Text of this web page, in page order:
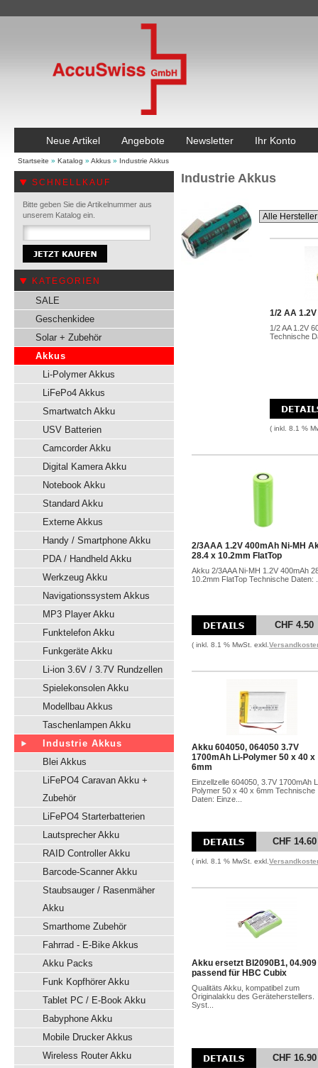
Neue Artikel Angebote Newsletter Ihr Konto
Startseite » Katalog » Akkus » Industrie Akkus
SCHNELLKAUF
Bitte geben Sie die Artikelnummer aus
unserem Katalog ein.
KATEGORIEN
SALE
Geschenkidee
Solar + Zubehör
Akkus
Li-Polymer Akkus
LiFePo4 Akkus
Smartwatch Akku
USV Batterien
Camcorder Akku
Digital Kamera Akku
Notebook Akku
Standard Akku
Externe Akkus
Handy / Smartphone Akku
PDA / Handheld Akku
Werkzeug Akku
Navigationssystem Akkus
MP3 Player Akku
Funktelefon Akku
Funkgeräte Akku
Li-ion 3.6V / 3.7V Rundzellen
Spielekonsolen Akku
Modellbau Akkus
Taschenlampen Akku
Industrie Akkus
Blei Akkus
LiFePO4 Caravan Akku +
Zubehör
LiFePO4 Starterbatterien
Lautsprecher Akku
RAID Controller Akku
Barcode-Scanner Akku
Staubsauger / Rasenmäher
Akku
Smarthome Zubehör
Fahrrad - E-Bike Akkus
Akku Packs
Funk Kopfhörer Akku
Tablet PC / E-Book Akku
Babyphone Akku
Mobile Drucker Akkus
Wireless Router Akku
Industrie Akkus
1/2 AA
1/2 AA 1.2V
Technische
( inkl. 8.1 %
2/3AAA 1.2V 400mAh Ni-MH
28.4 x 10.2mm FlatTop
Akku 2/3AAA Ni-MH 1.2V 400mAh
10.2mm FlatTop Technische Daten:
CHF 4.50
( inkl. 8.1 % MwSt. exkl.
Akku 604050, 064050 3.7V
1700mAh Li-Polymer 50 x 40 x
6mm
Einzellzelle 604050, 3.7V 1700mAh
Polymer 50 x 40 x 6mm Technische
Daten: Einze...
CHF 14.60
( inkl. 8.1 % MwSt. exkl.
Akku ersetzt BI2090B1, 04.909
passend für HBC Cubix
Qualitäts Akku, kompatibel zum
Originalakku des Geräteherstellers.
Syst...
CHF 16.90